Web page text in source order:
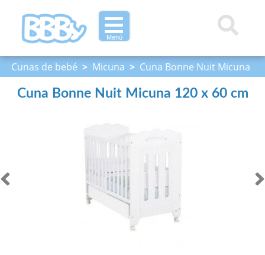
Menú
Cunas de bebé > Micuna > Cuna Bonne Nuit Micuna
120 x 60 cm
Cuna Bonne Nuit Micuna 120 x 60 cm